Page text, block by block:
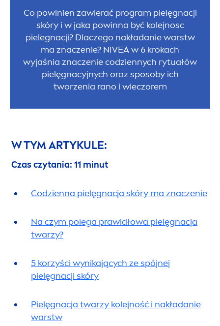
Co powinien zawierać program pielęgnacji
skóry i w jaka powinna być kolejnosc
pielegnacji? Dlaczego nakładanie warstw
ma znaczenie? NIVEAw 6 krokach
wyjaśnia znaczenie codziennych rytuałów
pielęgnacyjnych oraz sposoby ich
tworzenia rano i wieczorem
W TYM ARTYKULE:
Czas czytania: 11 minut
Codzienna pielęgnacja skóry ma znaczenie
Na czym polega prawidłowa pielęgnacja
twarzy?
5 korzyści wynikających ze spójnej
pielęgnacji skóry
Pielęgnacja twarzy kolejność i nakładanie
warstw